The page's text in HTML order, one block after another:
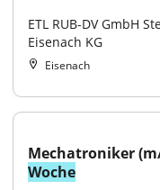
ETL RUB-DV GmbH
Eisenach KG
Eisenach
Mechatroniker
Woche